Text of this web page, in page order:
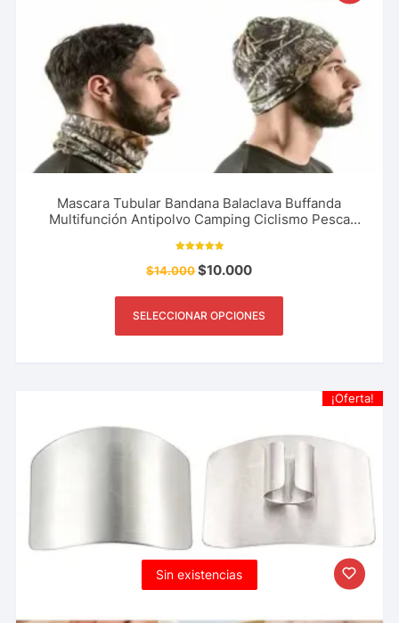
Mascara Tubular Bandana Balaclava Buffanda
Multifunción Antipolvo Camping Ciclismo Pesca
5.00
de 5
$14.000$10.000
SELECCIONAR OPCIONES
Sin existencias
¡Oferta!